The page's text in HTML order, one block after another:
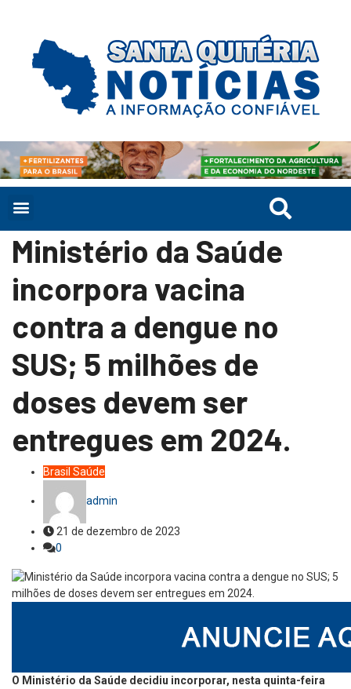
Ministério da Saúde
incorpora vacina
contra a dengue no
SUS; 5 milhões de
doses devem ser
entregues em 2024.
Brasil Saúde
admin
21 de dezembro de 2023
0
O Ministério da Saúde decidiu incorporar, nesta quinta-feira